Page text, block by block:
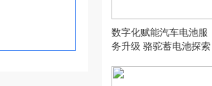
数字化赋能汽车电池服
务升级 骆驼蓄电池探索